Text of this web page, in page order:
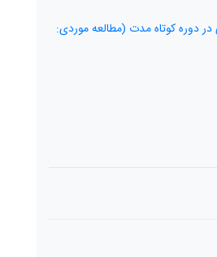
دوره کوتاه مدت (مطالعه موردی: